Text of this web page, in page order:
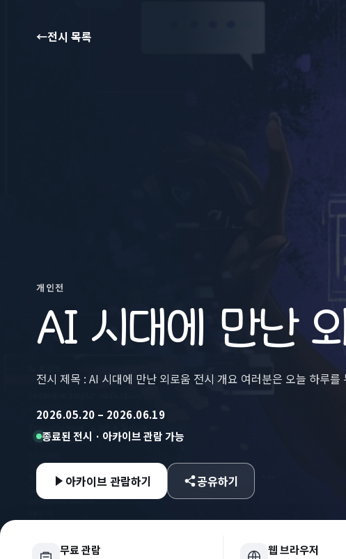
←전시 목록
개인전
AI 시대에 만난
전시 제목 : AI 시대에 만난 외로움 전시 개요 여러분은 오늘 하루를
2026.05.20 – 2026.06.19
종료된 전시 · 아카이브 관람 가능
아카이브 관람하기 공유하기
무료 관람 웹 브라우저